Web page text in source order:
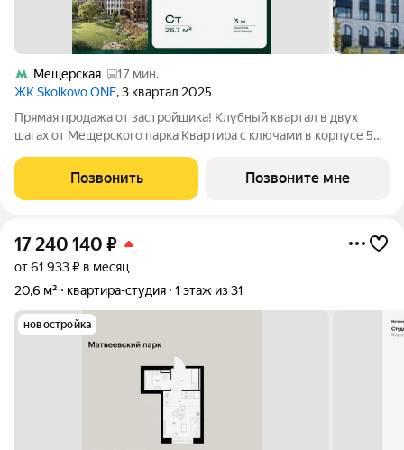
Мещерская
17 мин.
ЖК Skolkovo ONE, 3 квартал 2025
Прямая продажа от застройщика! Клубный квартал в двух
шагах от Мещерского парка Квартира с ключами в корпусе 5
Эксклюзивная локация: Живите в гармонии с природой, не
отказываясь от ритма
Позвонить Позвоните мне
17 240 140 ₽
от 61 933 ₽ в месяц
20,6 м²
квартира-студия 1 этаж из 31
новостройка